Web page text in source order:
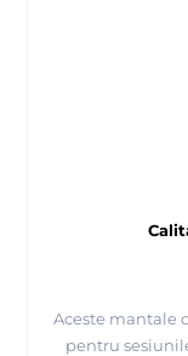
Aceste mantale
pentru